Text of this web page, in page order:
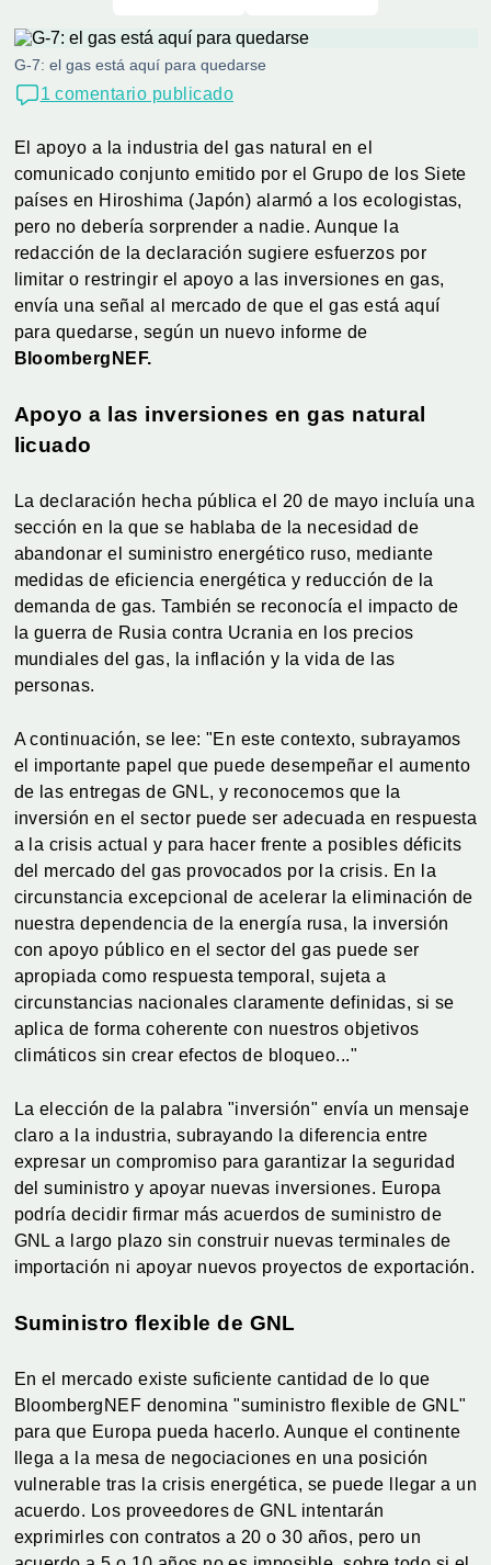
G-7: el gas está aquí para quedarse
1 comentario publicado
El apoyo a la industria del gas natural en el
comunicado conjunto emitido por el Grupo de los Siete
países en Hiroshima (Japón) alarmó a los ecologistas,
pero no debería sorprender a nadie. Aunque la
redacción de la declaración sugiere esfuerzos por
limitar o restringir el apoyo a las inversiones en gas,
envía una señal al mercado de que el gas está aquí
para quedarse, según un nuevo informe de
BloombergNEF.
Apoyo a las inversiones en gas natural
licuado
La declaración hecha pública el 20 de mayo incluía una
sección en la que se hablaba de la necesidad de
abandonar el suministro energético ruso, mediante
medidas de eficiencia energética y reducción de la
demanda de gas. También se reconocía el impacto de
la guerra de Rusia contra Ucrania en los precios
mundiales del gas, la inflación y la vida de las
personas.
A continuación, se lee: "En este contexto, subrayamos
el importante papel que puede desempeñar el aumento
de las entregas de GNL, y reconocemos que la
inversión en el sector puede ser adecuada en respuesta
a la crisis actual y para hacer frente a posibles déficits
del mercado del gas provocados por la crisis. En la
circunstancia excepcional de acelerar la eliminación de
nuestra dependencia de la energía rusa, la inversión
con apoyo público en el sector del gas puede ser
apropiada como respuesta temporal, sujeta a
circunstancias nacionales claramente definidas, si se
aplica de forma coherente con nuestros objetivos
climáticos sin crear efectos de bloqueo..."
La elección de la palabra "inversión" envía un mensaje
claro a la industria, subrayando la diferencia entre
expresar un compromiso para garantizar la seguridad
del suministro y apoyar nuevas inversiones. Europa
podría decidir firmar más acuerdos de suministro de
GNL a largo plazo sin construir nuevas terminales de
importación ni apoyar nuevos proyectos de exportación.
Suministro flexible de GNL
En el mercado existe suficiente cantidad de lo que
BloombergNEF denomina "suministro flexible de GNL"
para que Europa pueda hacerlo. Aunque el continente
llega a la mesa de negociaciones en una posición
vulnerable tras la crisis energética, se puede llegar a un
acuerdo. Los proveedores de GNL intentarán
exprimirles con contratos a 20 o 30 años, pero un